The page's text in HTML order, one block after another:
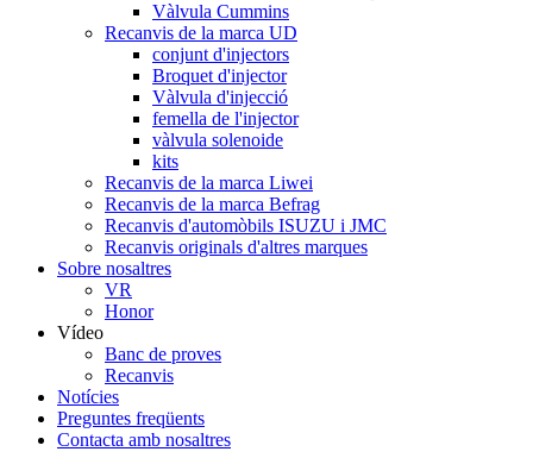
Vàlvula Cummins
Recanvis de la marca UD
conjunt d'injectors
Broquet d'injector
Vàlvula d'injecció
femella de l'injector
vàlvula solenoide
kits
Recanvis de la marca Liwei
Recanvis de la marca Befrag
Recanvis d'automòbils ISUZU i JMC
Recanvis originals d'altres marques
Sobre nosaltres
VR
Honor
Vídeo
Banc de proves
Recanvis
Notícies
Preguntes freqüents
Contacta amb nosaltres